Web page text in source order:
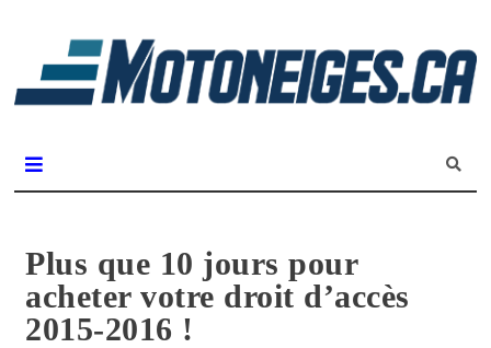
Plus que 10 jours pour
acheter votre droit d’accès
2015-2016 !